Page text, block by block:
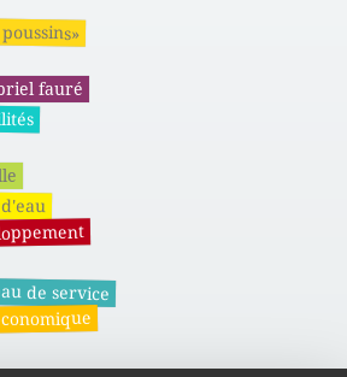
fauré
de service